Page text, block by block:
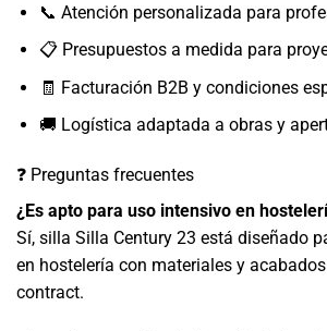
📞 Atención personalizada para
📋 Presupuestos a medida para
🧾 Facturación B2B y condiciones
🚚 Logística adaptada a obras y
❓ Preguntas frecuentes
¿Es apto para uso intensivo en
Sí, silla Silla Century 23 está diseñado
en hostelería con materiales y
contract.